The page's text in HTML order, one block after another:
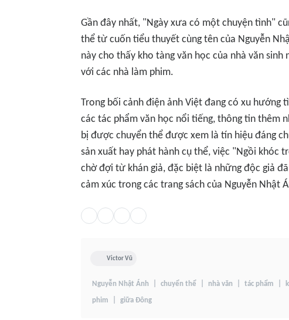
Gần đây nhất, "Ngày xưa có một chuyện tình"
thể từ cuốn tiểu thuyết cùng tên của Nguyễn
này cho thấy kho tàng văn học của nhà văn
với các nhà làm phim.
Trong bối cảnh điện ảnh Việt đang có xu
các tác phẩm văn học nổi tiếng, thông tin thêm
bị được chuyển thể được xem là tín hiệu đáng
sản xuất hay phát hành cụ thể, việc "Ngồi khóc
chờ đợi từ khán giả, đặc biệt là những độc giả
cảm xúc trong các trang sách của Nguyễn Nhật
Victor Vũ
Nguyễn Nhật Ánh chuyển thể nhà văn tác phẩm
phim giữa Đông